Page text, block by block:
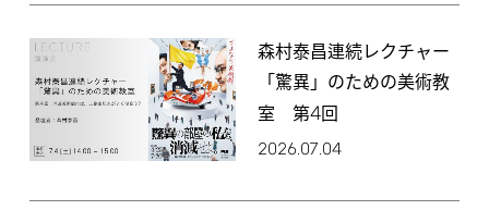
森村泰昌連続レクチャー
「驚異」のための美術教
室 第4回
2026.07.04